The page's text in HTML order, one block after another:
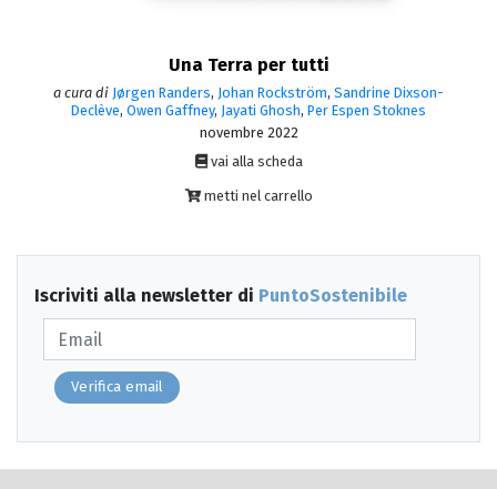
Una Terra per tutti
a cura di Jørgen Randers, Johan Rockström, Sandrine Dixson-
Declève, Owen Gaffney, Jayati Ghosh, Per Espen Stoknes
novembre 2022
vai alla scheda
metti nel carrello
Iscriviti alla newsletter di PuntoSostenibile
Verifica email